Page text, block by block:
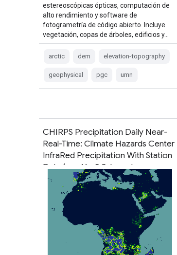
estereoscópicas ópticas, computación de
alto rendimiento y software de
fotogrametría de código abierto. Incluye
vegetación, copas de árboles, edificios y…
arctic dem elevation-topography
geophysical pgc umn
CHIRPS Precipitation Daily Near-
Real-Time: Climate Hazards Center
InfraRed Precipitation With Station
Data (versión 3.0, basada en
IMERG)